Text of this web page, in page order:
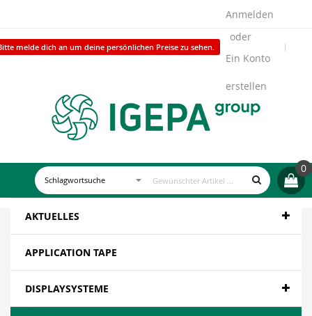
melde dich an um deine persönlichen Preise zu sehen.
Anmelden
Ein Konto
erstellen
0
AKTUELLES
APPLICATION TAPE
DISPLAYSYSTEME